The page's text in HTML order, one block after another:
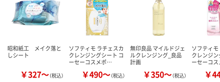
昭和紙工 メイク落と
しシート
￥327～（税込）
ソフティモ ラチェスカ
クレンジングシート コ
ーセーコスメポ…
￥490～（税込）
無印良品 マイルドジェ
ルクレンジング_良品
計画
￥350～（税込）
ソフティ
クレンジ
ーセーコ
￥